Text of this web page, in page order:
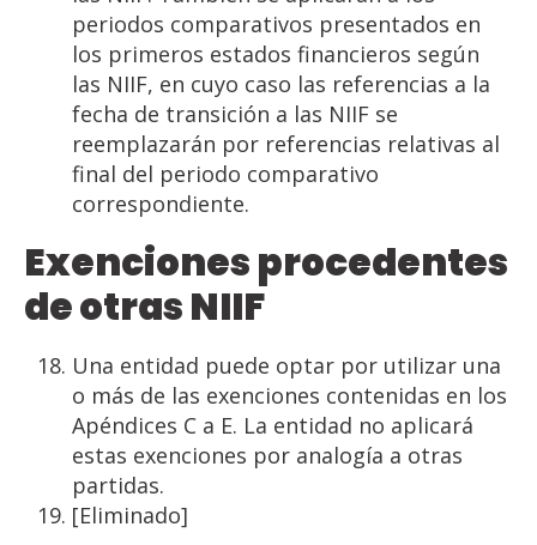
periodos comparativos presentados en
los primeros estados financieros según
las NIIF, en cuyo caso las referencias a la
fecha de transición a las NIIF se
reemplazarán por referencias relativas al
final del periodo comparativo
correspondiente.
Exencionesprocedentes
deotrasNIIF
Una entidad puede optar por utilizar una
o más de las exenciones contenidas en los
Apéndices C a E. La entidad no aplicará
estas exenciones por analogía a otras
partidas.
[Eliminado]